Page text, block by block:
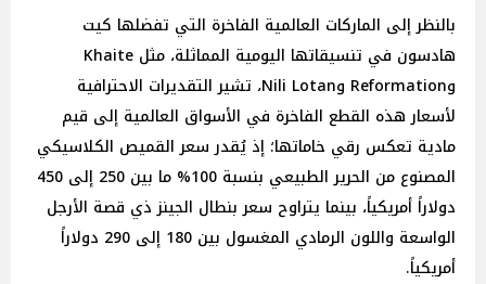
بالنظر إلى الماركات العالمية الفاخرة التي تفضلها كيت
هادسون في تنسيقاتها اليومية المماثلة، مثل Khaite
وReformation وNili Lotan، تشير التقديرات الاحترافية
لأسعار هذه القطع الفاخرة في الأسواق العالمية إلى قيم
مادية تعكس رقي خاماتها؛ إذ يُقدر سعر القميص الكلاسيكي
المصنوع من الحرير الطبيعي بنسبة 100% ما بين 250 إلى 450
دولاراً أمريكياً، بينما يتراوح سعر بنطال الجينز ذي قصة الأرجل
الواسعة واللون الرمادي المغسول بين 180 إلى 290 دولاراً
أمريكياً.